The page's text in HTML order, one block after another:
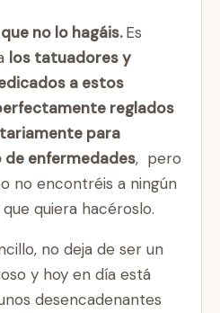
no lo hagáis.Es
los tatuadores y
a estos
reglados
para
enfermedades, pero
no encontréis a ningún
quiera hacéroslo.
no deja de ser un
y hoy en día está
desencadenantes